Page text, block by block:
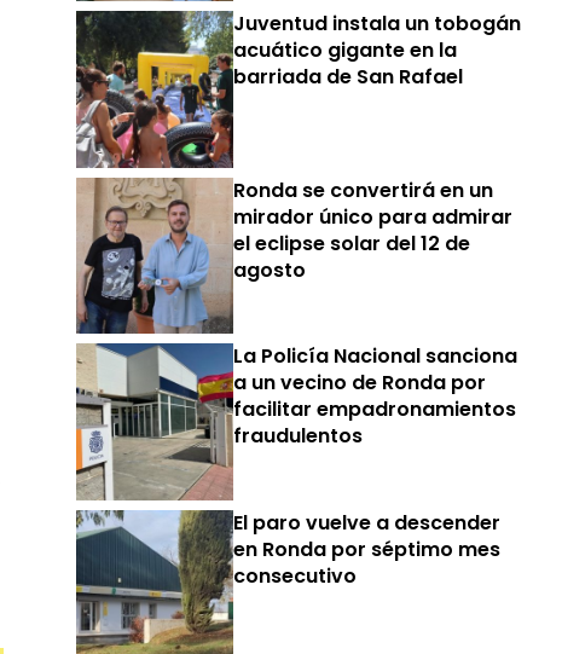
Juventud instala un tobogán
acuático gigante en la
barriada de San Rafael
Ronda se convertirá en un
mirador único para admirar
el eclipse solar del 12 de
agosto
La Policía Nacional sanciona
a un vecino de Ronda por
facilitar empadronamientos
fraudulentos
El paro vuelve a descender
en Ronda por séptimo mes
consecutivo